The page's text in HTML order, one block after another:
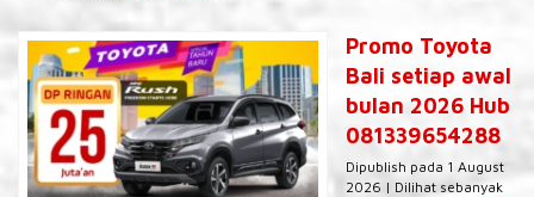
Promo Toyota
Bali setiap awal
bulan 2026 Hub
081339654288
Dipublish pada 1 August
2026 | Dilihat sebanyak